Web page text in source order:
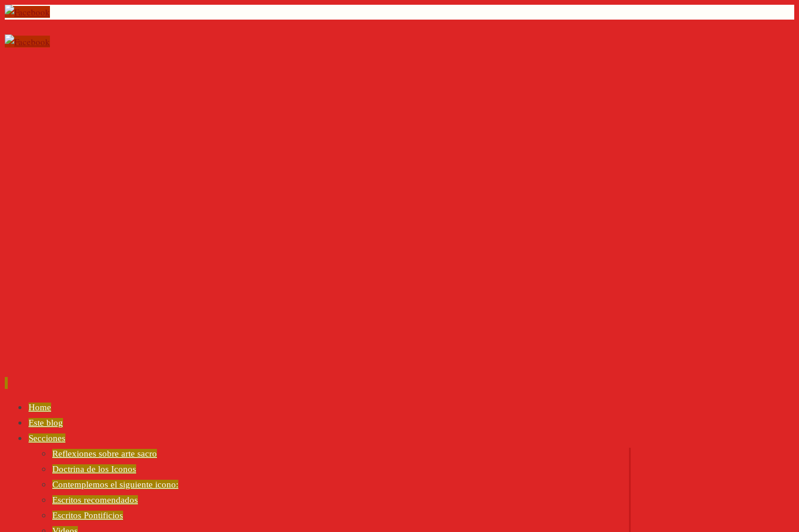
contenido
Home
Este blog
Secciones
Reflexiones sobre arte sacro
Doctrina de los Iconos
Contemplemos el siguiente icono:
Escritos recomendados
Escritos Pontificios